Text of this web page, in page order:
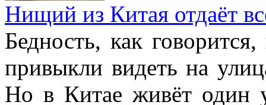
Нищий из Китая отдаёт
Бедность, как
привыкли видеть на
Но в Китае живёт один